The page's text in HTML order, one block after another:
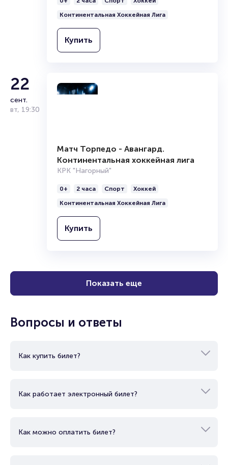
Континентальная хоккейная лига
КРК "Нагорный"
0+
Континентальная Хоккейная Лига
Континентальная Хоккейная Лига
Купить
22
сент.
вт, 19:30
Матч Торпедо - Авангард.
Континентальная хоккейная лига
КРК "Нагорный"
0+ 2 часа Спорт
Хоккей
Континентальная Хоккейная Лига
Купить
Показать еще
Вопросы и ответы
Как купить билет?
Как работает электронный билет?
Как можно оплатить билет?